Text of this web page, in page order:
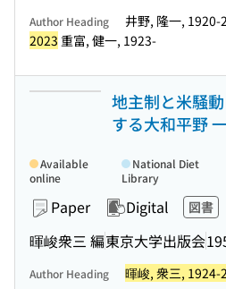
Author Heading 井野, 隆一, 1920-
2023 重富, 健一, 1923-
地主制と米騒
する大和平野
Paper Digital 図書
暉峻衆三 編東京大学出版会
Available
online
National Diet
Library
Author Heading 暉峻, 衆三, 1924-